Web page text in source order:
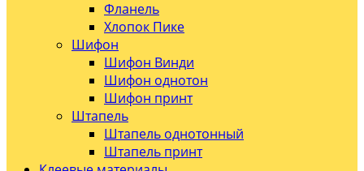
Фланель
Хлопок Пике
Шифон
Шифон Винди
Шифон однотон
Шифон принт
Штапель
Штапель однотонный
Штапель принт